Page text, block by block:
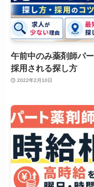
午前中のみ薬剤師パ
採用される探し方
2022年2月10日